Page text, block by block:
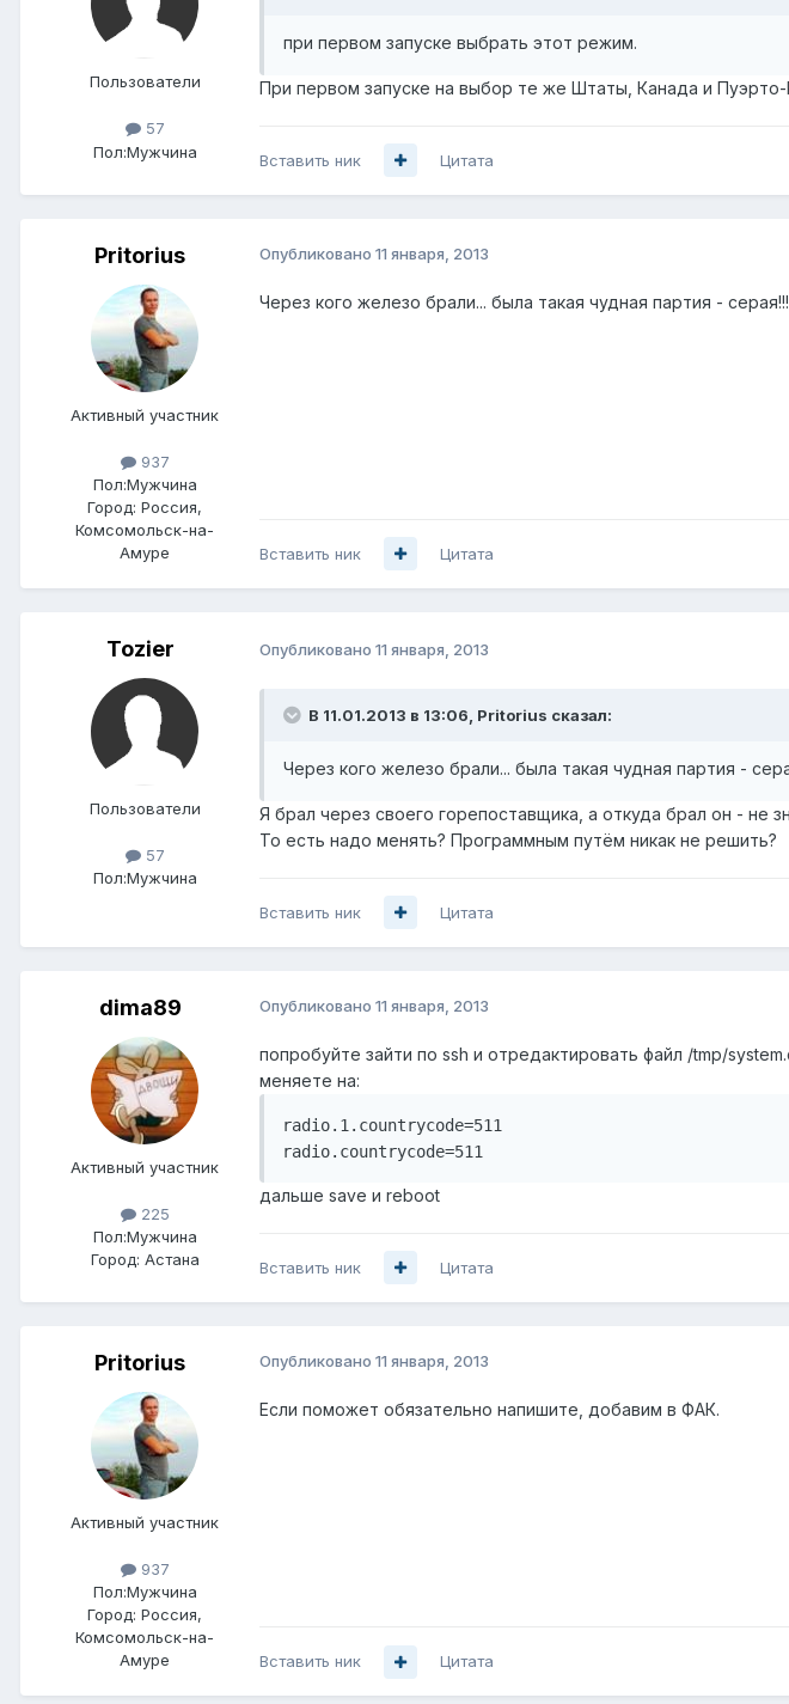
Пользователи
57
Пол:Мужчина
при первом запуске выбрать этот режим.
При первом запуске на выбор те же Штаты, Канада и Пуэрто-
Вставить ник Цитата
Pritorius
Активный участник
937
Пол:Мужчина
Город: Россия,
Комсомольск-на-
Амуре
Опубликовано 11 января, 2013
Через кого железо брали... была такая чудная партия - серая!!!
Вставить ник Цитата
Tozier
Пользователи
57
Пол:Мужчина
Опубликовано 11 января, 2013
В 11.01.2013 в 13:06, Pritorius сказал:
Через кого железо брали... была такая чудная партия -
Я брал через своего горепоставщика, а откуда брал он - не
То есть надо менять? Программным путём никак не решить?
Вставить ник Цитата
dima89
Активный участник
225
Пол:Мужчина
Город: Астана
Опубликовано 11 января, 2013
попробуйте зайти по ssh и отредактировать файл /tmp/
меняете на:
radio.1.countrycode=511
дальше save и reboot
Вставить ник Цитата
Pritorius
Активный участник
937
Пол:Мужчина
Город: Россия,
Комсомольск-на-
Амуре
Опубликовано 11 января, 2013
Если поможет обязательно напишите, добавим в ФАК.
Вставить ник Цитата